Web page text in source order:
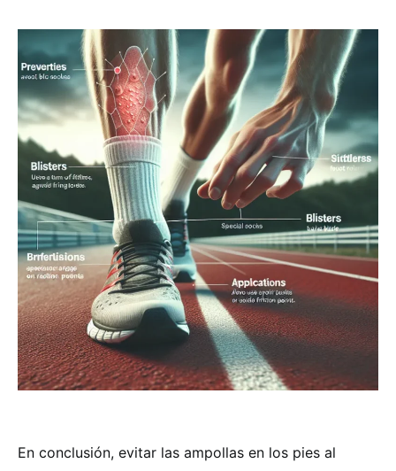
En conclusión, evitar las ampollas en los pies al